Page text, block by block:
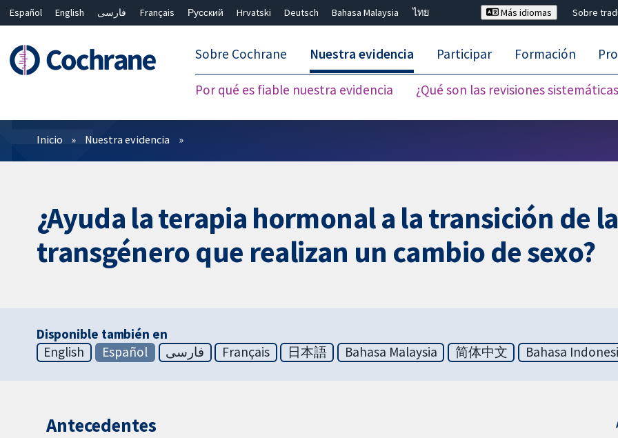
Español English فارسی Français Русский Hrvatski Deutsch Bahasa Malaysia
ไทย
Más idiomas Sobre
Sobre Cochrane Nuestra evidencia
Por qué es fiable nuestra evidencia ¿Qué son las revisiones
Participar Formación
Filtros
Inicio Nuestra evidencia
¿Ayuda la terapia hormonal a la transición de
transgénero que realizan un cambio de sexo?
Disponible también en
English
Español فارسی Français 日本語 Bahasa Malaysia 简体中文 Bahasa
Antecedentes